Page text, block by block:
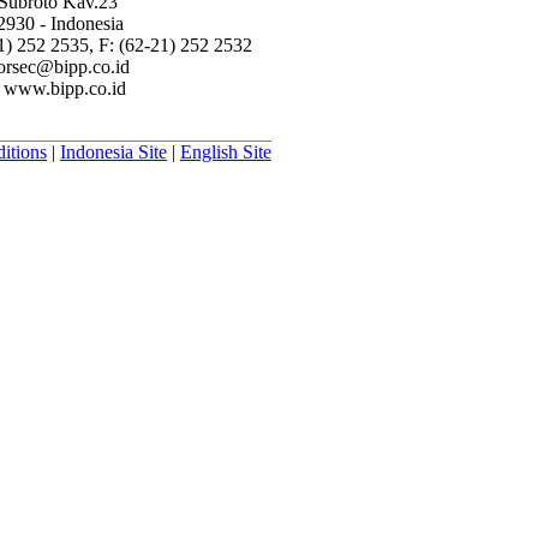
- Indonesia
252 2535, F: (62-21) 252 2532
www.bipp.co.id
| Indonesia Site | English Site